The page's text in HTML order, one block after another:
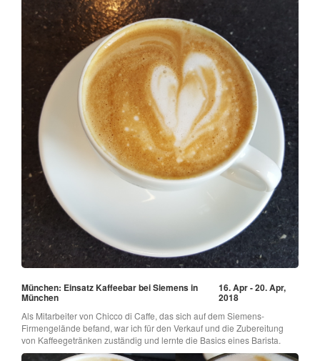
München: Einsatz Kaffeebar bei Siemens in
München
16. Apr - 20. Apr,
2018
Als Mitarbeiter von Chicco di Caffe, das sich auf dem Siemens-
Firmengelände befand, war ich für den Verkauf und die Zubereitung
von Kaffeegetränken zuständig und lernte die Basics eines Barista.